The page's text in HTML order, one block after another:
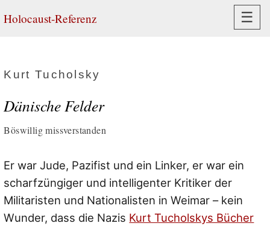
Holocaust-Referenz ☰
Kurt Tucholsky
Dänische Felder
Böswillig missverstanden
Er war Jude, Pazifist und ein Linker, er war ein
scharfzüngiger und intelligenter Kritiker der
Militaristen und Nationalisten in Weimar – kein
Wunder, dass die Nazis Kurt Tucholskys Bücher